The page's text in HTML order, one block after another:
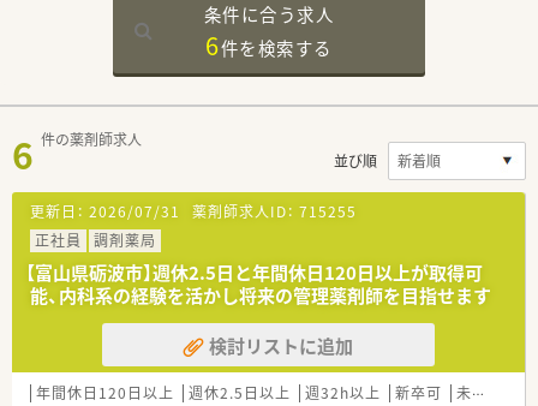
条件に合う求人
6件を検索する
6 件の薬剤師求人
並び順
更新日： 2026/07/31 薬剤師求人ID： 715255
正社員
調剤薬局
【富山県砺波市】週休2.5日と年間休日120日以上が取得可
能、内科系の経験を活かし将来の管理薬剤師を目指せます
検討リストに追加
年間休日120日以上 週休2.5日以上 週32h以上 新卒可 未経験可